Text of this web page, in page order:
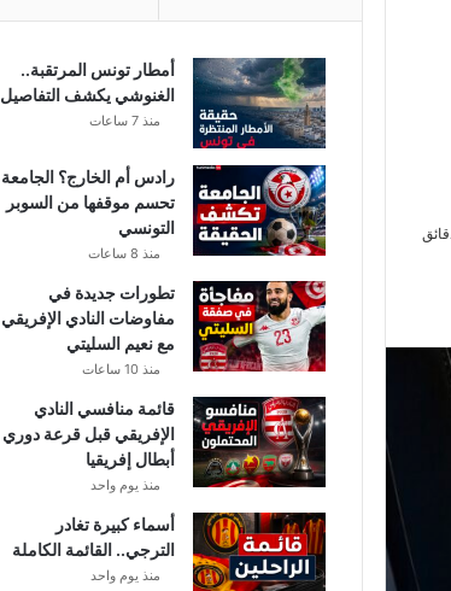
أمطار تونس المرتقبة..
الغنوشي يكشف التفاصيل
منذ 7 ساعات
رادس أم الخارج؟ الجامعة
تحسم موقفها من السوبر
التونسي
منذ 8 ساعات
تطورات جديدة في
مفاوضات النادي الإفريقي
مع نعيم السليتي
منذ 10 ساعات
قائمة منافسي النادي
الإفريقي قبل قرعة دوري
أبطال إفريقيا
منذ يوم واحد
أسماء كبيرة تغادر
الترجي.. القائمة الكاملة
منذ يوم واحد